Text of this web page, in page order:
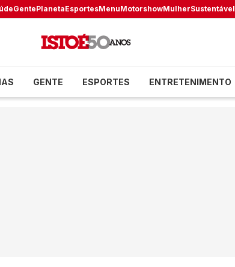
GentePlanetaEsportesMenuMotorshowMulherSustentável
GENTE ESPORTES ENTRETENIMENTO